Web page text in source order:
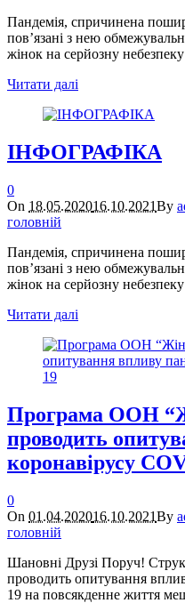
Пандемія, спричинена
пов’язані з нею
жінок на серйозну
Читати далі
ІНФОГРАФІКА
0
On 18.05.202016.10.2021By
головній
Пандемія, спричинена
пов’язані з нею
жінок на серйозну
Читати далі
Програма ООН
проводить
коронавірусу
0
On 01.04.202016.10.2021By
головній
Шановні Друзі Поруч!
проводить опитування
19 на повсякденне життя